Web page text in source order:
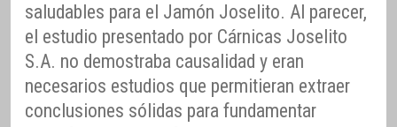
saludables para el Jamón Joselito. Al parecer,
el estudio presentado por Cárnicas Joselito
S.A. no demostraba causalidad y eran
necesarios estudios que permitieran extraer
conclusiones sólidas para fundamentar